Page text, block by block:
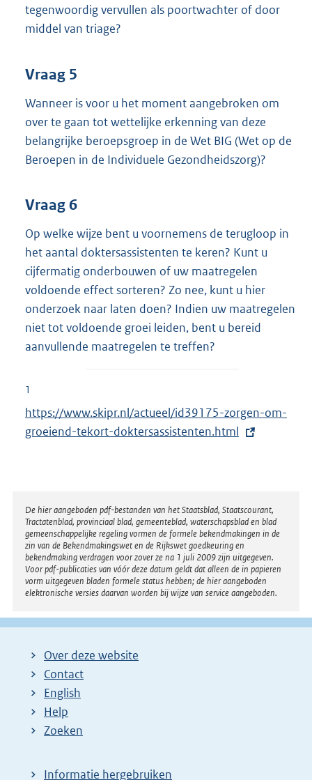
tegenwoordig vervullen als poortwachter of door
middel van triage?
Vraag 5
Wanneer is voor u het moment aangebroken om
over te gaan tot wettelijke erkenning van deze
belangrijke beroepsgroep in de Wet BIG (Wet op de
Beroepen in de Individuele Gezondheidszorg)?
Vraag 6
Op welke wijze bent u voornemens de terugloop in
het aantal doktersassistenten te keren? Kunt u
cijfermatig onderbouwen of uw maatregelen
voldoende effect sorteren? Zo nee, kunt u hier
onderzoek naar laten doen? Indien uw maatregelen
niet tot voldoende groei leiden, bent u bereid
aanvullende maatregelen te treffen?
1
E
x
n
e
l
i
n
k
:
https://www.skipr.nl/actueel/id39175-zorgen-om-
groeiend-tekort-doktersassistenten.html
Disclaimer
De hier aangeboden pdf-bestanden van het Staatsblad, Staatscourant,
Tractatenblad, provinciaal blad, gemeenteblad, waterschapsblad en blad
gemeenschappelijke regeling vormen de formele bekendmakingen in de
zin van de Bekendmakingswet en de Rijkswet goedkeuring en
bekendmaking verdragen voor zover ze na 1 juli 2009 zijn uitgegeven.
Voor pdf-publicaties van vóór deze datum geldt dat alleen de in papieren
vorm uitgegeven bladen formele status hebben; de hier aangeboden
elektronische versies daarvan worden bij wijze van service aangeboden.
Over deze website
Contact
English
Help
Zoeken
Informatie hergebruiken